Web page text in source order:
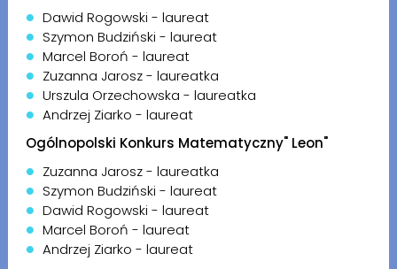
Dawid Rogowski - laureat
Szymon Budziński - laureat
Marcel Boroń - laureat
Zuzanna Jarosz - laureatka
Urszula Orzechowska - laureatka
Andrzej Ziarko - laureat
Ogólnopolski Konkurs Matematyczny" Leon"
Zuzanna Jarosz - laureatka
Szymon Budziński - laureat
Dawid Rogowski - laureat
Marcel Boroń - laureat
Andrzej Ziarko - laureat